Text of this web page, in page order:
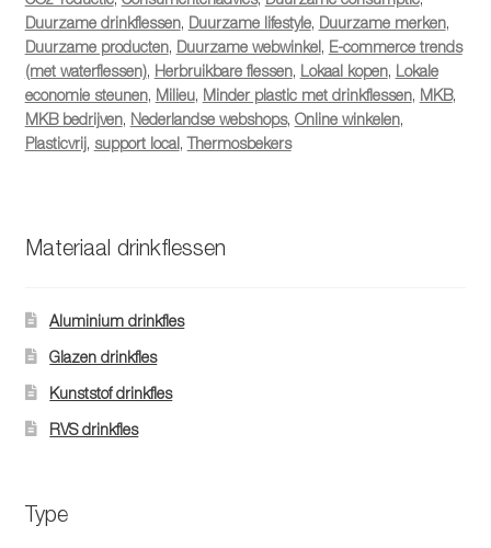
Duurzame drinkflessen, Duurzame lifestyle, Duurzame merken,
Duurzame producten, Duurzame webwinkel, E-commerce trends
(met waterflessen), Herbruikbare flessen, Lokaal kopen, Lokale
economie steunen, Milieu, Minder plastic met drinkflessen, MKB,
MKB bedrijven, Nederlandse webshops, Online winkelen,
Plasticvrij, support local,Thermosbekers
Materiaal drinkflessen
Aluminium drinkfles
Glazen drinkfles
Kunststof drinkfles
RVS drinkfles
Type